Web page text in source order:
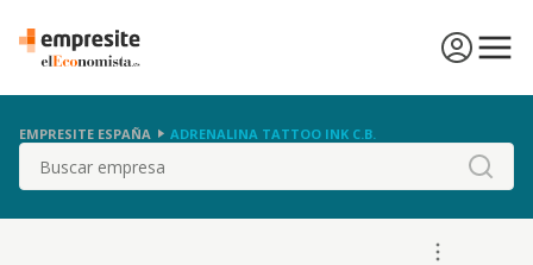
EMPRESITE ESPAÑA ADRENALINA TATTOO INK C.B.
Buscar